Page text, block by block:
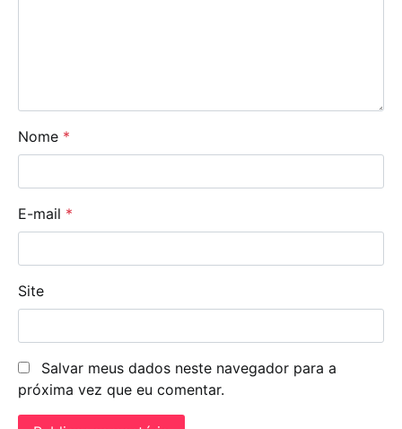
Nome *
E-mail *
Site
Salvar meus dados neste navegador para a
próxima vez que eu comentar.